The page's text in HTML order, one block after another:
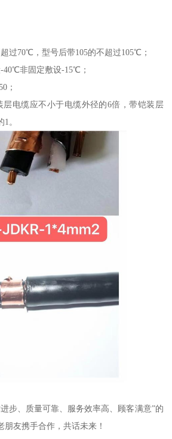
过70℃，型号后带105的不超过105℃；
40℃非固定敷设-15℃；
；
层电缆应不小于电缆外径的6倍，带铠装层
。
步、质量可靠、服务效率高、顾客满意”的
朋友携手合作，共话未来！